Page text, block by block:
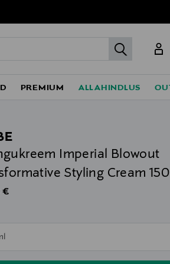
PREMIUM ALLAHINDLUS
Imperial Blowout
Styling Cream
Price
€
null